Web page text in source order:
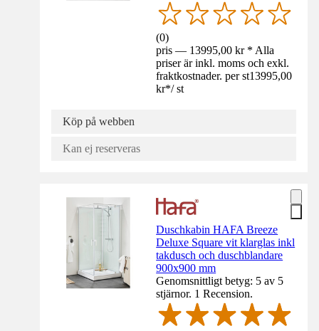
(0)
pris — 13995,00 kr * Alla
priser är inkl. moms och exkl.
fraktkostnader. per st13995,00
kr*/ st
Köp på webben
Kan ej reserveras
Duschkabin HAFA Breeze
Deluxe Square vit klarglas inkl
takdusch och duschblandare
900x900 mm
Genomsnittligt betyg: 5 av 5
stjärnor. 1 Recension.